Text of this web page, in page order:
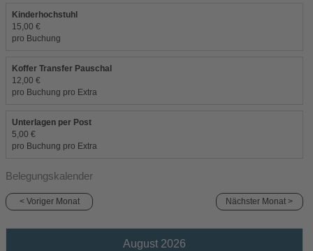
Kinderhochstuhl
15,00 €
pro Buchung
Koffer Transfer Pauschal
12,00 €
pro Buchung pro Extra
Unterlagen per Post
5,00 €
pro Buchung pro Extra
Belegungskalender
< Voriger Monat Nächster Monat >
August 2026